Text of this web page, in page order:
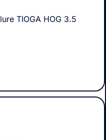
TIOGA HOG 3.5